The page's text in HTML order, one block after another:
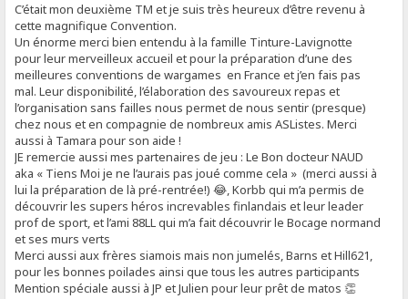
C’était mon deuxième TM et je suis très heureux d’être revenu à
cette magnifique Convention.
Un énorme merci bien entendu à la famille Tinture-Lavignotte
pour leur merveilleux accueil et pour la préparation d’une des
meilleures conventions de wargames en France et j’en fais pas
mal. Leur disponibilité, l’élaboration des savoureux repas et
l’organisation sans failles nous permet de nous sentir (presque)
chez nous et en compagnie de nombreux amis ASListes. Merci
aussi à Tamara pour son aide !
JE remercie aussi mes partenaires de jeu : Le Bon docteur NAUD
aka « Tiens Moi je ne l’aurais pas joué comme cela » (merci aussi à
lui la préparation de là pré-rentrée!) 😂, Korbb qui m’a permis de
découvrir les supers héros increvables finlandais et leur leader
prof de sport, et l’ami 88LL qui m’a fait découvrir le Bocage normand
et ses murs verts
Merci aussi aux frères siamois mais non jumelés, Barns et Hill621,
pour les bonnes poilades ainsi que tous les autres participants
Mention spéciale aussi à JP et Julien pour leur prêt de matos 👏